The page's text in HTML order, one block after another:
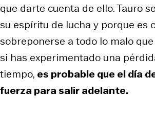
que darte cuenta de ello. Tauro
su espíritu de lucha y porque es
sobreponerse a todo lo malo
si has experimentado una
tiempo, es probable que el día
fuerza para salir adelante.